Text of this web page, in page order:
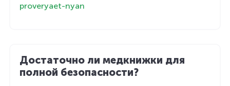
proveryaet-nyan
Достаточно ли медкнижки для
полной безопасности?